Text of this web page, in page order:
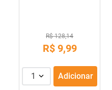
R$ 128,14
R$ 9,99
1 Adicionar